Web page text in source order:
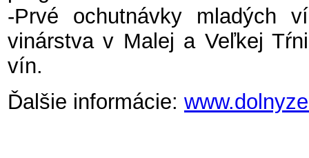
-Prvé ochutnávky mladých
vinárstva v Malej a Veľkej
vín.
Ďalšie informácie: